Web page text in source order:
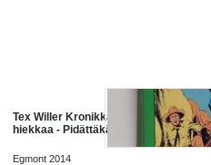
Tex Willer Kronikka 39 : Veristä
hiekkaa - Pidättäkää Tex Willer!
Egmont 2014